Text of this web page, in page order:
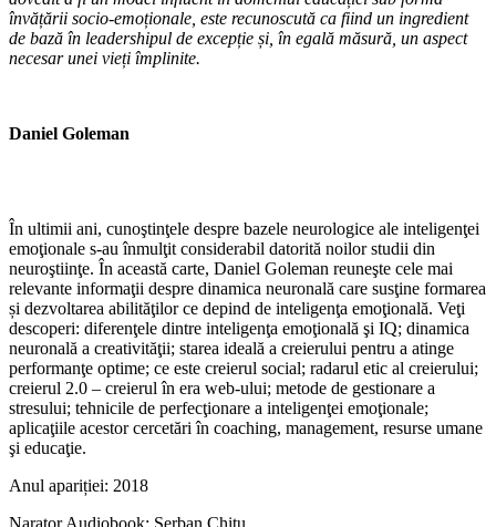
învățării socio-emoționale, este recunoscută ca fiind un ingredient
de bază în leadershipul de excepție și, în egală măsură, un aspect
necesar unei vieți împlinite.
Daniel Goleman
În ultimii ani, cunoştinţele despre bazele neurologice ale inteligenţei
emoţionale s-au înmulţit considerabil datorită noilor studii din
neuroştiinţe. În această carte, Daniel Goleman reuneşte cele mai
relevante informaţii despre dinamica neuronală care susţine formarea
și dezvoltarea abilităţilor ce depind de inteligenţa emoţională. Veţi
descoperi: diferenţele dintre inteligenţa emoţională şi IQ; dinamica
neuronală a creativităţii; starea ideală a creierului pentru a atinge
performanţe optime; ce este creierul social; radarul etic al creierului;
creierul 2.0 – creierul în era web-ului; metode de gestionare a
stresului; tehnicile de perfecţionare a inteligenţei emoţionale;
aplicaţiile acestor cercetări în coaching, management, resurse umane
şi educaţie.
Anul apariției: 2018
Narator Audiobook: Șerban Chițu